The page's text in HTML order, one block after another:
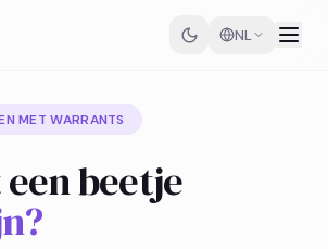
NL
MET WARRANTS
beetje